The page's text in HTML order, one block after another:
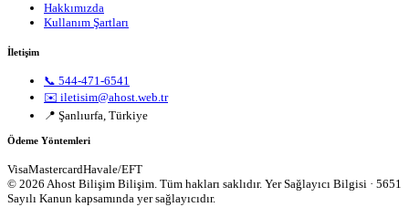
Hakkımızda
Kullanım Şartları
İletişim
📞 544-471-6541
✉️ iletisim@ahost.web.tr
📍 Şanlıurfa, Türkiye
Ödeme Yöntemleri
VisaMastercardHavale/EFT
© 2026 Ahost Bilişim Bilişim. Tüm hakları saklıdır. Yer Sağlayıcı Bilgisi · 5651
Sayılı Kanun kapsamında yer sağlayıcıdır.